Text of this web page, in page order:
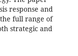
response and
full range of
strategic and